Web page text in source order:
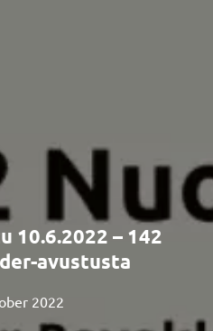
10.6.2022 – 142
avustusta
2022